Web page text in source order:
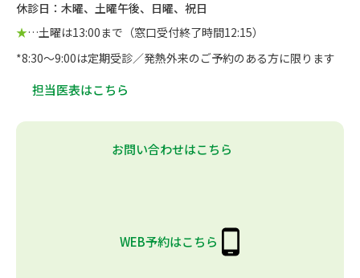
休診日：木曜、土曜午後、日曜、祝日
★…土曜は13:00まで（窓口受付終了時間12:15）
*8:30～9:00は定期受診／発熱外来のご予約のある方に限ります
担当医表はこちら
お問い合わせはこちら
WEB予約はこちら